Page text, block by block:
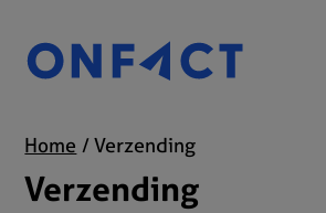
Home Verzending
Verzending